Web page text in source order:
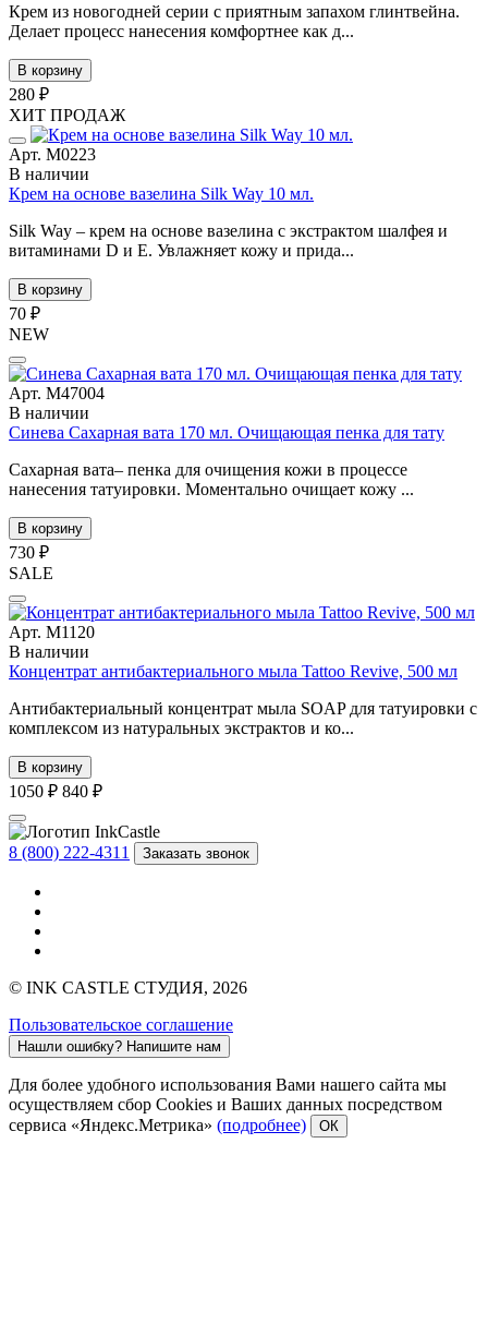
Крем из новогодней серии с приятным запахом глинтвейна.
Делает процесс нанесения комфортнее как д...
В корзину
280 ₽
ХИТ ПРОДАЖ
Арт. М0223
В наличии
Крем на основе вазелина Silk Way 10 мл.
Silk Way – крем на основе вазелина с экстрактом шалфея и
витаминами D и E. Увлажняет кожу и прида...
В корзину
70 ₽
NEW
Арт. М47004
В наличии
Синева Сахарная вата 170 мл. Очищающая пенка для тату
Сахарная вата– пенка для очищения кожи в процессе
нанесения татуировки. Моментально очищает кожу ...
В корзину
730 ₽
SALE
Арт. М1120
В наличии
Концентрат антибактериального мыла Tattoo Revive, 500 мл
Антибактериальный концентрат мыла SOAP для татуировки с
комплексом из натуральных экстрактов и ко...
В корзину
1050 ₽ 840 ₽
8 (800) 222-4311 Заказать звонок
© INK CASTLE СТУДИЯ, 2026
Пользовательское соглашение
Нашли ошибку? Напишите нам
Для более удобного использования Вами нашего сайта мы
осуществляем сбор Cookies и Ваших данных посредством
сервиса «Яндекс.Метрика» (подробнее) ОК